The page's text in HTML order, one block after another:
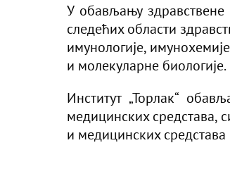
У обављању здравствене
следећих области
имунологије,
и молекуларне биологије.
Институт „Торлак“
медицинских средстава,
и медицинских